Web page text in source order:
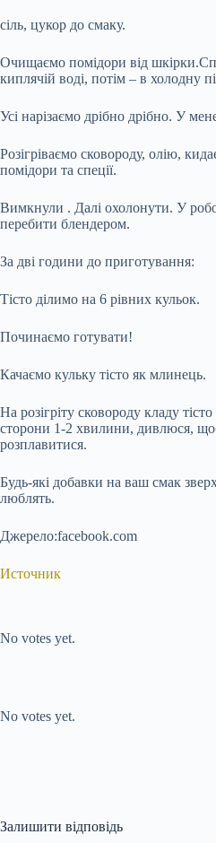
сіль, цукор до смаку.
Очищаємо помідори від
киплячій воді, потім – в холодну
Усі нарізаємо дрібно дрібно. У
Розігріваємо сковороду, олію,
помідори та спеції.
Вимкнули . Далі охолонути. У
перебити блендером.
За дві години до приготування:
Тісто ділимо на 6 рівних кульок.
Починаємо готувати!
Качаємо кульку тісто як млинець.
На розігріту сковороду кладу
сторони 1-2 хвилини, дивлюся,
розплавитися.
Будь-які добавки на ваш смак
люблять.
Джерело:facebook.com
Источник
No votes yet.
No votes yet.
Залишити відповідь